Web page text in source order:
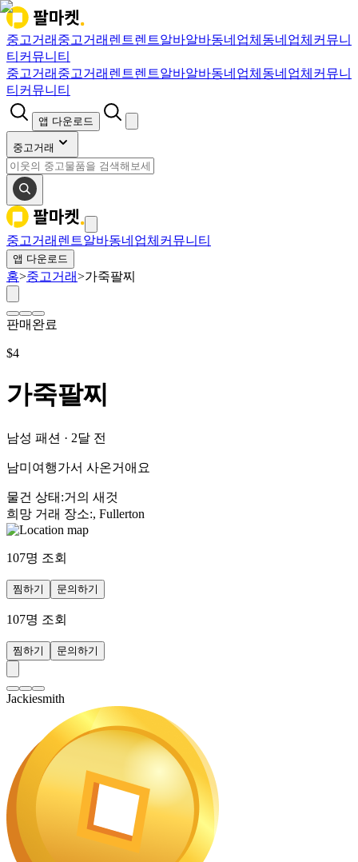
중고거래 중고거래 렌트렌트알바알바동네업체 동네업체 커뮤니
티 커뮤니티
중고거래 중고거래 렌트렌트알바알바동네업체 동네업체 커뮤니
티 커뮤니티
앱 다운로드
중고거래
중고거래 렌트알바동네업체 커뮤니티
앱 다운로드
홈>중고거래>가죽팔찌
판매완료
$4
가죽팔찌
남성 패션 · 2달 전
남미여행가서 사온거애요
물건 상태 :거의 새것
희망 거래 장소:, Fullerton
107명 조회
찜하기 문의하기
107명 조회
찜하기 문의하기
Jackiesmith